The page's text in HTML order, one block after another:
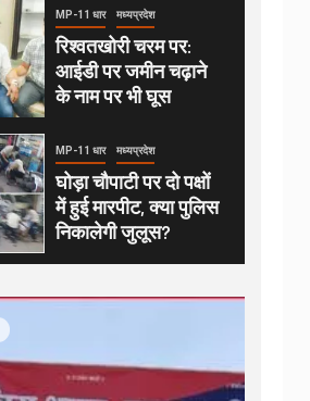
MP-11 धार मध्यप्रदेश
रिश्वतखोरी चरम पर:
आईडी पर जमीन चढ़ाने
के नाम पर भी घूस
MP-11 धार मध्यप्रदेश
घोड़ा चौपाटी पर दो पक्षों
में हुई मारपीट, क्या पुलिस
निकालेगी जुलूस?